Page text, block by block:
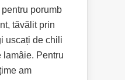
porumb
tăvălit prin
uscați de chili
lamâie. Pentru
am